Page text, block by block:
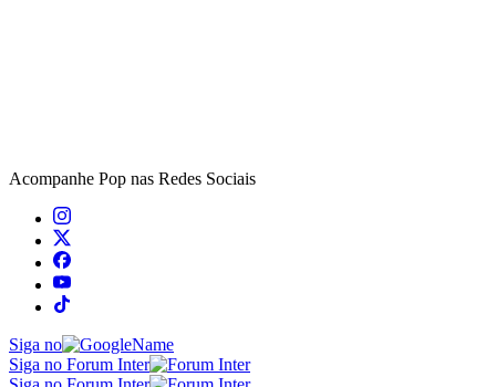
Acompanhe Pop nas Redes Sociais
Siga no
Siga no Forum Inter